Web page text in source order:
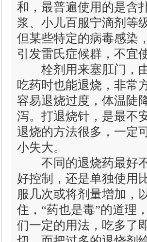
和，最普遍使用的是含
浆、小儿百服宁滴剂等
但某些特定的病毒感染
引发雷氏症候群，不宜
栓剂用来塞肛门，由
吃药时也能退烧，非常
容易退烧过度，体温陡
泻。打退烧针，是最不
退烧的方法很多，一定
小失大。
不同的退烧药最好不
好控制，还是单独使用
服几次或将剂量增加，
住，“药也是毒”的道理
们一定的用法，吃多了